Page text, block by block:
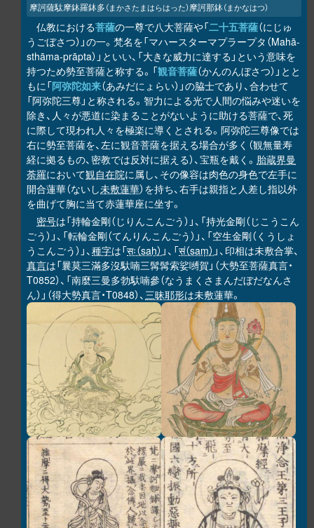
摩訶薩駄摩鉢羅鉢多（まかさたまはらはった）摩訶那鉢（まかなはつ）
仏教における菩薩の一尊で八大菩薩や「二十五菩薩（にじゅ
うごぼさつ）」の一。梵名を「マハースターマプラープタ（Mahā-
sthāma-prāpta）」といい、「大きな威力に達する」という意味を
持つため勢至菩薩と称する。「観音菩薩（かんのんぼさつ）」とと
もに「阿弥陀如来（あみだにょらい）」の脇士であり、合わせて
「阿弥陀三尊」と称される。智力による光で人間の悩みや迷いを
除き、人々が悪道に染まることがないように助ける菩薩で、死
に際して現われ人々を極楽に導くとされる。阿弥陀三尊像では
右に勢至菩薩を、左に観音菩薩を据える場合が多く（観無量寿
経に拠るもの、密教では反対に据える）、宝瓶を戴く。 胎蔵界曼
荼羅において観自在院に属し、その像容は肉色の身色で左手に
開合蓮華（ないし未敷蓮華）を持ち、右手は親指と人差し指以外
を曲げて胸に当て赤蓮華座に坐す。
密号は「持輪金剛（じりんこんごう）」、「持光金剛（じこうこん
ごう）」、「転輪金剛（てんりんこんごう）」、「空生金剛（くうしょ
うこんごう）」、種字は「सः（saḥ） 」、「सं（saṃ） 」、印相は未敷合掌、
真言は「曩莫三滿多沒馱喃三髯髯索娑嚩賀」（大勢至菩薩真言・
T0852）、「南麼三曼多勃馱喃參（なうまくさまんだぼだなんさ
ん）」（得大勢真言・T0848）、三昧耶形は未敷蓮華。